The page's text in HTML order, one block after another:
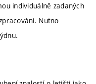
individuálně zadaných
Nutno